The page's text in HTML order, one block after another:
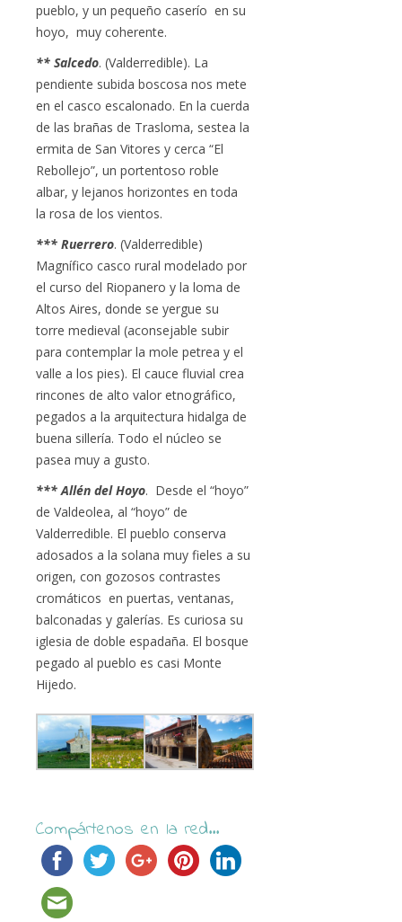
pueblo, y un pequeño caserío en su
hoyo, muy coherente.
** Salcedo. (Valderredible). La
pendiente subida boscosa nos mete
en el casco escalonado. En la cuerda
de las brañas de Trasloma, sestea la
ermita de San Vitores y cerca “El
Rebollejo”, un portentoso roble
albar, y lejanos horizontes en toda
la rosa de los vientos.
*** Ruerrero. (Valderredible)
Magnífico casco rural modelado por
el curso del Riopanero y la loma de
Altos Aires, donde se yergue su
torre medieval (aconsejable subir
para contemplar la mole petrea y el
valle a los pies). El cauce fluvial crea
rincones de alto valor etnográfico,
pegados a la arquitectura hidalga de
buena sillería. Todo el núcleo se
pasea muy a gusto.
*** Allén del Hoyo. Desde el “hoyo”
de Valdeolea, al “hoyo” de
Valderredible. El pueblo conserva
adosados a la solana muy fieles a su
origen, con gozosos contrastes
cromáticos en puertas, ventanas,
balconadas y galerías. Es curiosa su
iglesia de doble espadaña. El bosque
pegado al pueblo es casi Monte
Hijedo.
Compártenos en la red...